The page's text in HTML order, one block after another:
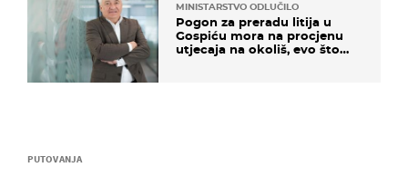
PUTOVANJA
MINISTARSTVO ODLUČILO
Pogon za preradu litija u
Gospiću mora na procjenu
utjecaja na okoliš, evo što